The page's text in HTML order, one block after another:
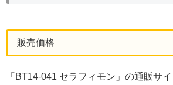
販売価格
「BT14-041 セラフィモン」の通販サ